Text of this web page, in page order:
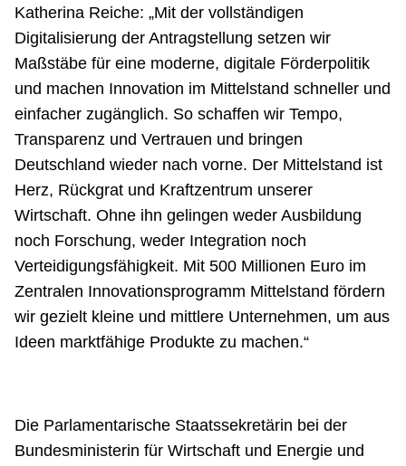
Katherina Reiche: „Mit der vollständigen
Digitalisierung der Antragstellung setzen wir
Maßstäbe für eine moderne, digitale Förderpolitik
und machen Innovation im Mittelstand schneller und
einfacher zugänglich. So schaffen wir Tempo,
Transparenz und Vertrauen und bringen
Deutschland wieder nach vorne. Der Mittelstand ist
Herz, Rückgrat und Kraftzentrum unserer
Wirtschaft. Ohne ihn gelingen weder Ausbildung
noch Forschung, weder Integration noch
Verteidigungsfähigkeit. Mit 500 Millionen Euro im
Zentralen Innovationsprogramm Mittelstand fördern
wir gezielt kleine und mittlere Unternehmen, um aus
Ideen marktfähige Produkte zu machen.“
Die Parlamentarische Staatssekretärin bei der
Bundesministerin für Wirtschaft und Energie und